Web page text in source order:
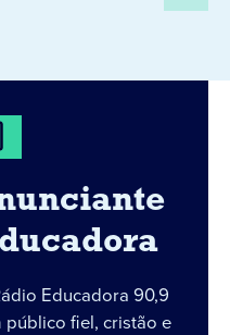
Educadora 90,9
público fiel, cristão e